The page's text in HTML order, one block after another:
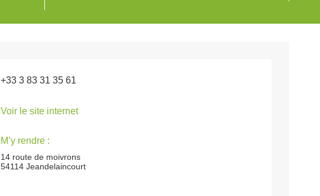
+33 3 83 31 35 61
Voir le site internet
M’y rendre :
14 route de moivrons
54114 Jeandelaincourt